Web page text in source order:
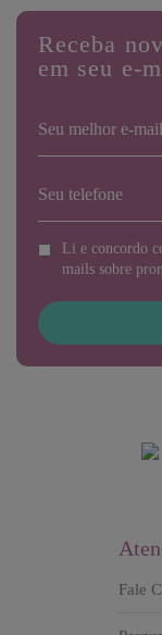
Receba
em seu e-
Li e concordo
mails sobre
Fale